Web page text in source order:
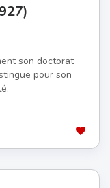
son doctorat
pour son